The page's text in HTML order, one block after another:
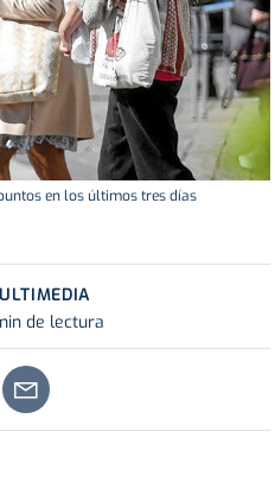
en los últimos tres días
de lectura